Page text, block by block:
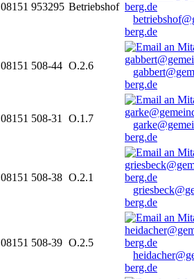
08151 953295 Betriebshof
berg.de
08151 508-44 O.2.6
berg.de
08151 508-31 O.1.7
berg.de
08151 508-38 O.2.1
berg.de
08151 508-39 O.2.5
berg.de